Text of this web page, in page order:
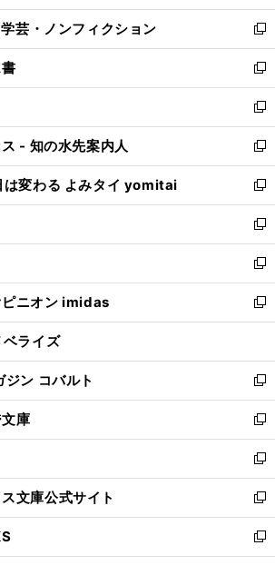
開
く
ウ
で
開
く
ン
ド
ウ
で
開
く
ウ
ィ
ン
ド
ウ
で
開
く
芸・ノンフィクション
新
し
い
ウ
ィ
ン
ド
ウ
で
開
く
新
し
い
ウ
ィ
ン
ド
ウ
で
開
く
新
し
い
ウ
ィ
ン
ド
ウ
で
開
く
- 知の水先案内人
新
し
い
ウ
ィ
ン
ド
ウ
で
開
は変わる よみタイ yomitai
新
し
い
ウ
ィ
ン
ド
ウ
開
く
新
し
い
ウ
ィ
ン
ウ
で
開
く
新
し
い
ウ
ン
ド
ウ
で
開
く
ニオン imidas
新
し
ウ
ィ
ン
ド
ウ
で
開
く
ライズ
ン コバルト
新
し
い
ウ
ィ
ン
ド
ウ
で
開
庫
新
し
い
ウ
ィ
ン
ド
ウ
新
し
い
ウ
ィ
ン
文庫公式サイト
新
し
い
ウ
新
し